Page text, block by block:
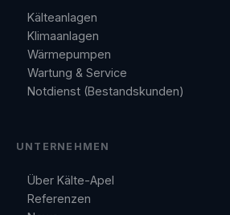
Kälteanlagen
Klimaanlagen
Wärmepumpen
Wartung & Service
Notdienst (Bestandskunden)
UNTERNEHMEN
Über Kälte-Apel
Referenzen